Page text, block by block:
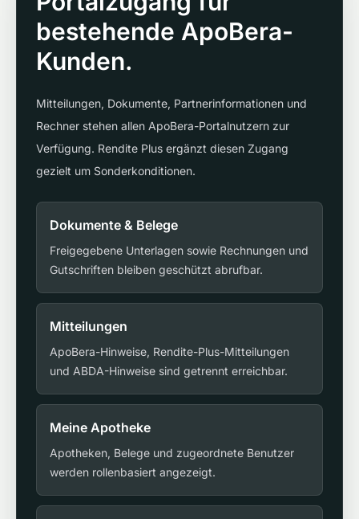
bestehende ApoBera-
Kunden.
Mitteilungen, Dokumente, Partnerinformationen und
Rechner stehen allen ApoBera-Portalnutzern zur
Verfügung. Rendite Plus ergänzt diesen Zugang
gezielt um Sonderkonditionen.
Dokumente & Belege
Freigegebene Unterlagen sowie Rechnungen und
Gutschriften bleiben geschützt abrufbar.
Mitteilungen
ApoBera-Hinweise, Rendite-Plus-Mitteilungen
und ABDA-Hinweise sind getrennt erreichbar.
Meine Apotheke
Apotheken, Belege und zugeordnete Benutzer
werden rollenbasiert angezeigt.